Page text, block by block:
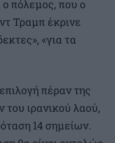
ο πόλεμος, που ο
Τραμπ έκρινε
«για τα
πέραν της
ιρανικού λαού,
14 σημείων.